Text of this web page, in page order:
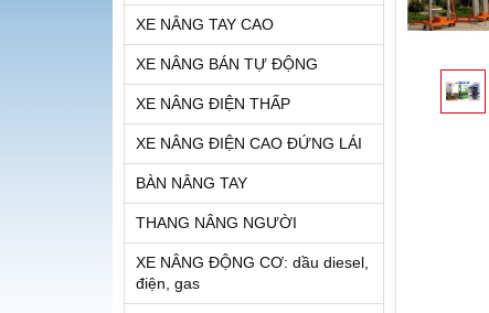
XE NÂNG TAY CAO
XE NÂNG BÁN TỰ ĐỘNG
XE NÂNG ĐIỆN THẤP
XE NÂNG ĐIỆN CAO ĐỨNG LÁI
BÀN NÂNG TAY
THANG NÂNG NGƯỜI
XE NÂNG ĐỘNG CƠ: dầu diesel,
điện, gas